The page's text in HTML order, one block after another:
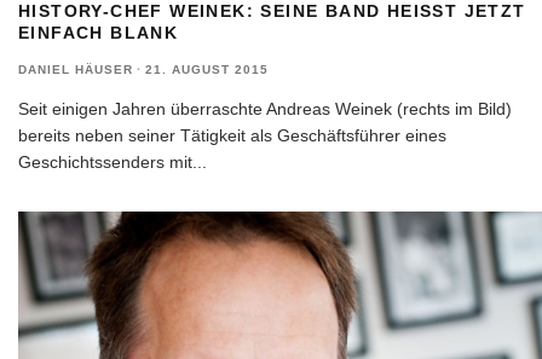
HISTORY-CHEF WEINEK: SEINE BAND HEISST JETZT E
INFACH BLANK
DANIEL HÄUSER · 21. AUGUST 2015
Seit einigen Jahren überraschte Andreas Weinek (rechts im Bild)
bereits neben seiner Tätigkeit als Geschäftsführer eines
Geschichtssenders mit...